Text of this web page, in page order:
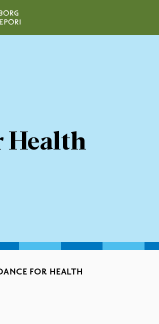
Health
FOR HEALTH